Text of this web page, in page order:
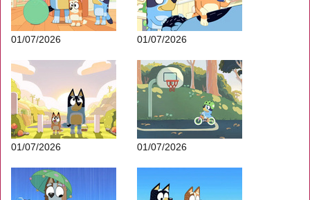
01/07/2026 01/07/2026
01/07/2026 01/07/2026